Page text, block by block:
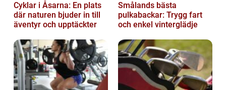
Cyklar i Åsarna: En plats
där naturen bjuder in till
äventyr och upptäckter
Smålands bästa
pulkabackar: Trygg fart
och enkel vinterglädje